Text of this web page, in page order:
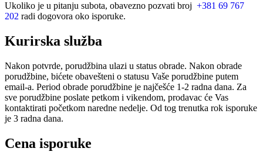
Ukoliko je u pitanju subota, obavezno pozvati broj +381 69 767
202 radi dogovora oko isporuke.
Kurirska služba
Nakon potvrde, porudžbina ulazi u status obrade. Nakon obrade
porudžbine, bićete obavešteni o statusu Vaše porudžbine putem
email-a. Period obrade porudžbine je najčešće 1-2 radna dana. Za
sve porudžbine poslate petkom i vikendom, prodavac će Vas
kontaktirati početkom naredne nedelje. Od tog trenutka rok isporuke
je 3 radna dana.
Cena isporuke